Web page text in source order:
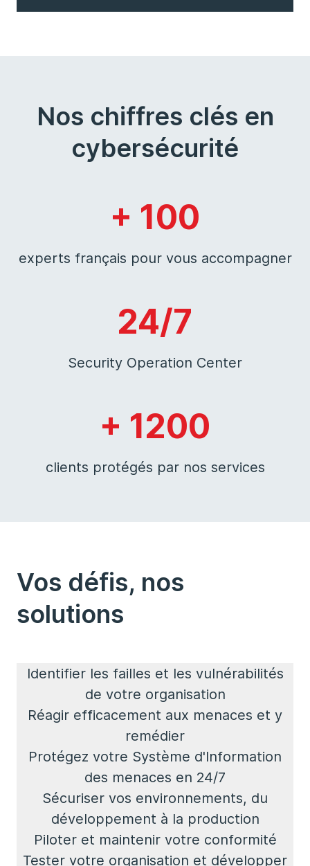
Nos chiffres clés en
cybersécurité
+ 100
experts français pour vous accompagner
24/7
Security Operation Center
+ 1200
clients protégés par nos services
Vos défis, nos
solutions
Identifier les failles et les vulnérabilités
de votre organisation
Réagir efficacement aux menaces et y
remédier
Protégez votre Système d'Information
des menaces en 24/7
Sécuriser vos environnements, du
développement à la production
Piloter et maintenir votre conformité
Tester votre organisation et développer